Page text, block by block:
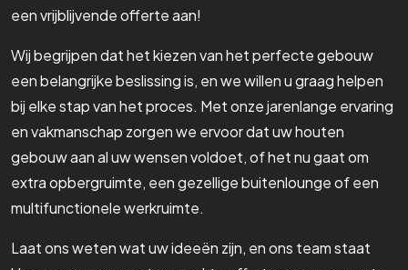
een vrijblijvende offerte aan!
Wij begrijpen dat het kiezen van het perfecte gebouw
een belangrijke beslissing is, en we willen u graag helpen
bij elke stap van het proces. Met onze jarenlange ervaring
en vakmanschap zorgen we ervoor dat uw houten
gebouw aan al uw wensen voldoet, of het nu gaat om
extra opbergruimte, een gezellige buitenlounge of een
multifunctionele werkruimte.
Laat ons weten wat uw ideeën zijn, en ons team staat